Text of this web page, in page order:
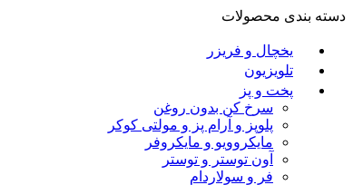
دسته بندی محصولات
یخچال و فریزر
تلویزیون
پخت و پز
سرخ کن بدون روغن
پلوپز و آرام پز و مولتی کوکر
مایکروویو و مایکروفر
آون توستر و توستر
فر و سولاردام